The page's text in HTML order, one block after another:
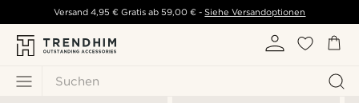
Suchen
Versand 4,95 € Gratis ab 59,00 € - Siehe Versandoptionen